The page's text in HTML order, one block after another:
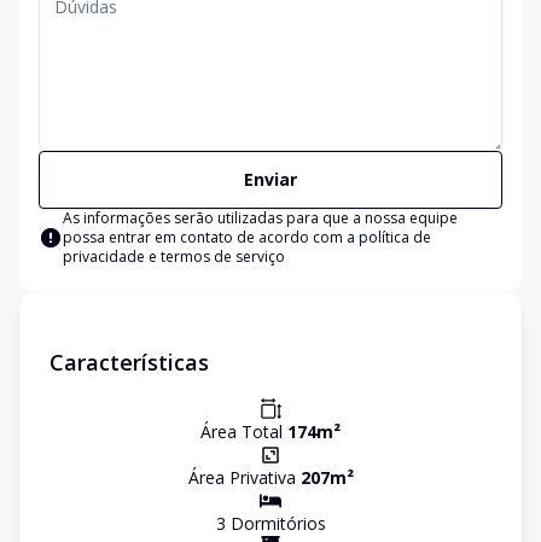
Enviar
As informações serão utilizadas para que a nossa equipe
possa entrar em contato de acordo com a política de
privacidade e termos de serviço
Características
Área Total 174m²
Área Privativa 207m²
3 Dormitórios